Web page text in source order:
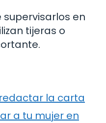
supervisarlos en
tijeras o
la carta
a tu mujer en